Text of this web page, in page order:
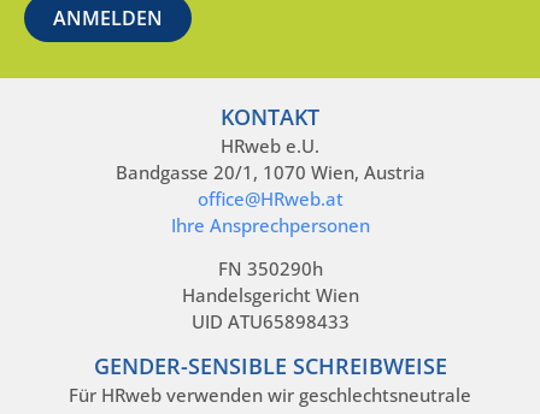
KONTAKT
HRweb e.U.
Bandgasse 20/1, 1070 Wien, Austria
office@HRweb.at
Ihre Ansprechpersonen
FN 350290h
Handelsgericht Wien
UID ATU65898433
GENDER-SENSIBLE SCHREIBWEISE
Für HRweb verwenden wir geschlechtsneutrale